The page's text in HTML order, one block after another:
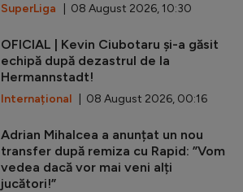
SuperLiga | 08 August 2026, 10:30
OFICIAL | Kevin Ciubotaru și-a găsit
echipă după dezastrul de la
Hermannstadt!
Internațional | 08 August 2026, 00:16
Adrian Mihalcea a anunțat un nou
transfer după remiza cu Rapid: ”Vom
vedea dacă vor mai veni alți
jucători!”